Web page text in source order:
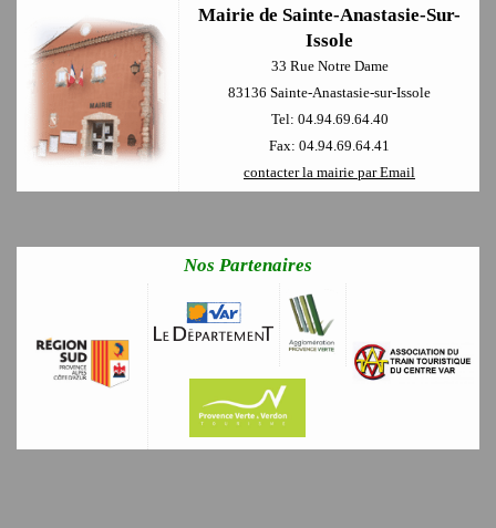
Mairie de Sainte-Anastasie-Sur-
Issole
33 Rue Notre Dame
83136 Sainte-Anastasie-sur-Issole
Tel: 04.94.69.64.40
Fax: 04.94.69.64.41
contacter la mairie par Email
Nos Partenaires